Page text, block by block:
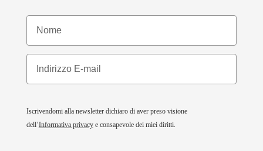
Iscrivendomi alla newsletter dichiaro di aver preso visione
dell’Informativa privacye consapevole dei miei diritti.